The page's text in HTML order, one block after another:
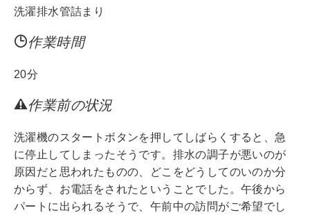
o
k
洗濯排水管詰まり
作業時間
20分
作業前の状況
洗濯機のスタートボタンを押してしばらくすると、急
に停止してしまったそうです。排水の調子が悪いのが
原因だと思われたものの、どこをどうしてのいのか分
からず、お電話をされたということでした。午後から
パートに出られるそうで、午前中の訪問がご希望でし